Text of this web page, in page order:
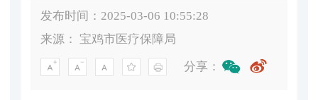
发布时间：2025-03-06 10:55:28
来源： 宝鸡市医疗保障局
分享：